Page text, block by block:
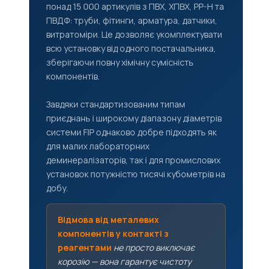
понад 15 000 артикулів з ПВХ, ХПВХ, PP-H та
ПВДФ: труби, фітинги, арматура, датчики,
витратоміри. Це дозволяє укомплектувати
всю установку від одного постачальника,
зберігаючи повну хімічну сумісність
компонентів.
Завдяки стандартизованим типам
приєднань і широкому діапазону діаметрів
системи FIP однаково добре підходять як
для малих лабораторних
деминералізаторів, так і для промислових
установок потужністю тисячі кубометрів на
добу.
Відмова від металевих
компонентів у контакті з
реагентами не просто виключає
корозію — вона гарантує чистоту